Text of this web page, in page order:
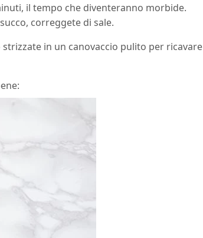
il tempo che diventeranno morbide.
correggete di sale.
in un canovaccio pulito per ricavare